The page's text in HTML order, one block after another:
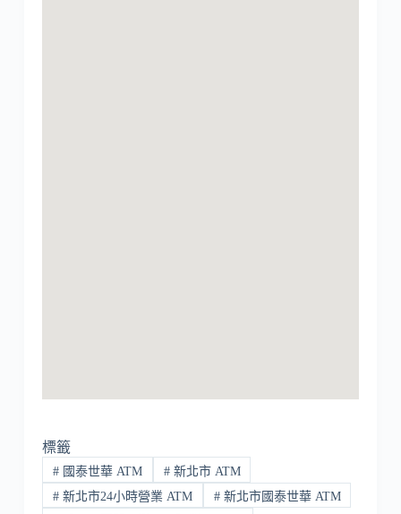
標籤
#國泰世華 ATM #新北市 ATM
#新北市24小時營業 ATM #新北市國泰世華 ATM